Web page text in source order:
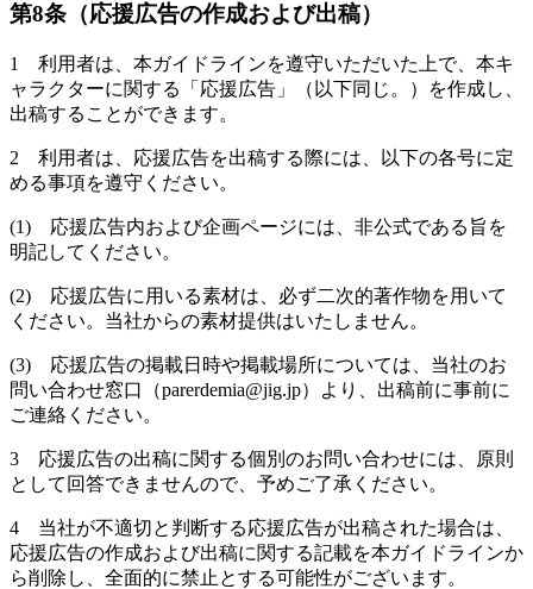
第8条（応援広告の作成および出稿）
1 利用者は、本ガイドラインを遵守いただいた上で、本キ
ャラクターに関する「応援広告」（以下同じ。）を作成し、
出稿することができます。
2 利用者は、応援広告を出稿する際には、以下の各号に定
める事項を遵守ください。
(1) 応援広告内および企画ページには、非公式である旨を
明記してください。
(2) 応援広告に用いる素材は、必ず二次的著作物を用いて
ください。当社からの素材提供はいたしません。
(3) 応援広告の掲載日時や掲載場所については、当社のお
問い合わせ窓口（parerdemia@jig.jp）より、出稿前に事前に
ご連絡ください。
3 応援広告の出稿に関する個別のお問い合わせには、原則
として回答できませんので、予めご了承ください。
4 当社が不適切と判断する応援広告が出稿された場合は、
応援広告の作成および出稿に関する記載を本ガイドラインか
ら削除し、全面的に禁止とする可能性がございます。